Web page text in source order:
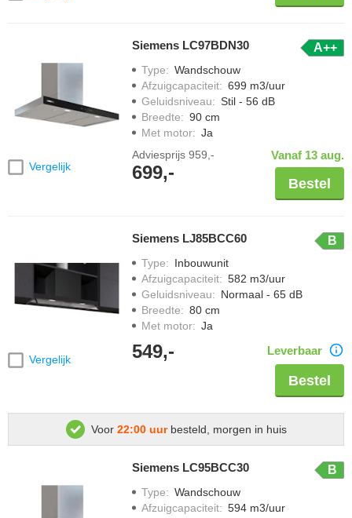
Vergelijk
Siemens LC97BDN30 A++
Type: Wandschouw
Afzuigcapaciteit: 699 m3/uur
Geluidsniveau: Stil - 56 dB
Breedte: 90 cm
Met motor: Ja
Adviesprijs 959,-
699,-
Vanaf 13 aug.
Bestel
Vergelijk
Siemens LJ85BCC60 B
Type: Inbouwunit
Afzuigcapaciteit: 582 m3/uur
Geluidsniveau: Normaal - 65 dB
Breedte: 80 cm
Met motor: Ja
549,- Leverbaar
Bestel
Voor 22:00 uurbesteld, morgen in huis
Siemens LC95BCC30 B
Type: Wandschouw
Afzuigcapaciteit: 594 m3/uur